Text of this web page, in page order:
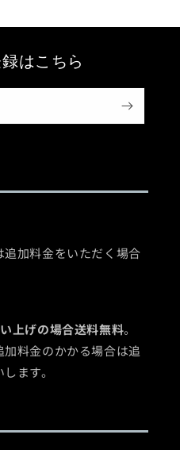
はこちら
加料金をいただく場合
上げの場合送料無料。
料金のかかる場合は追
ます。